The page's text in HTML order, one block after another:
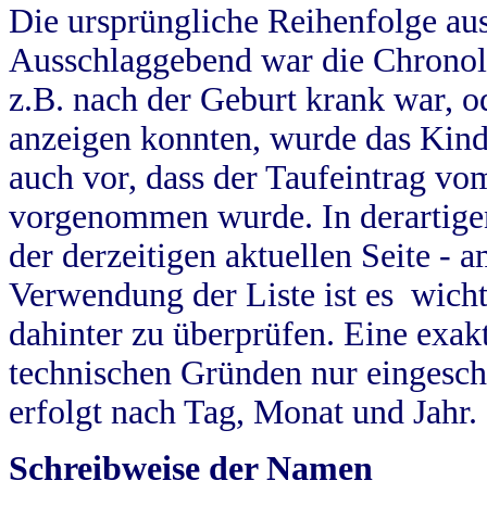
Die ursprüngliche Reihenfolge
Ausschlaggebend war die
z.B. nach der Geburt krank war,
anzeigen konnten, wurde das
auch vor, dass der Taufeintrag
vorgenommen wurde. In
der derzeitigen aktuellen Seite -
Verwendung der Liste ist es
dahinter zu überprüfen. Eine
technischen Gründen nur
erfolgt nach Tag, Monat und Jahr.
Schreibweise der Namen